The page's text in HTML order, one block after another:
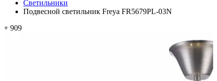
Светильники
Подвесной светильник Freya FR5679PL-03N
+ 909